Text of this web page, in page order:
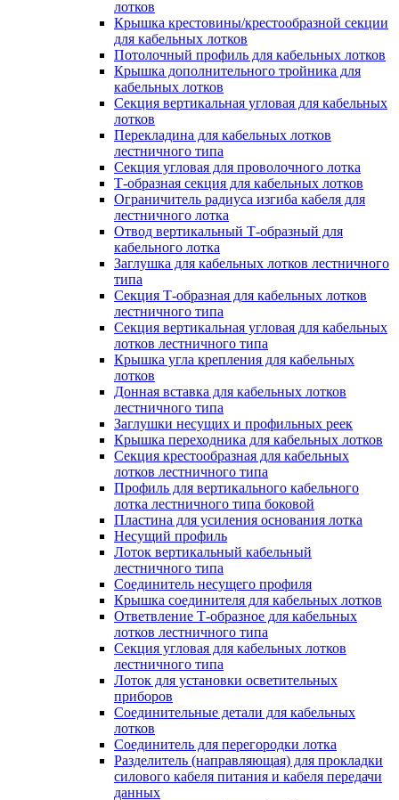
лотков
Крышка крестовины/крестообразной секции
для кабельных лотков
Потолочный профиль для кабельных лотков
Крышка дополнительного тройника для
кабельных лотков
Секция вертикальная угловая для кабельных
лотков
Перекладина для кабельных лотков
лестничного типа
Секция угловая для проволочного лотка
Т-образная секция для кабельных лотков
Ограничитель радиуса изгиба кабеля для
лестничного лотка
Отвод вертикальный Т-образный для
кабельного лотка
Заглушка для кабельных лотков лестничного
типа
Секция Т-образная для кабельных лотков
лестничного типа
Секция вертикальная угловая для кабельных
лотков лестничного типа
Крышка угла крепления для кабельных
лотков
Донная вставка для кабельных лотков
лестничного типа
Заглушки несущих и профильных реек
Крышка переходника для кабельных лотков
Секция крестообразная для кабельных
лотков лестничного типа
Профиль для вертикального кабельного
лотка лестничного типа боковой
Пластина для усиления основания лотка
Несущий профиль
Лоток вертикальный кабельный
лестничного типа
Соединитель несущего профиля
Крышка соединителя для кабельных лотков
Ответвление Т-образное для кабельных
лотков лестничного типа
Секция угловая для кабельных лотков
лестничного типа
Лоток для установки осветительных
приборов
Соединительные детали для кабельных
лотков
Соединитель для перегородки лотка
Разделитель (направляющая) для прокладки
силового кабеля питания и кабеля передачи
данных